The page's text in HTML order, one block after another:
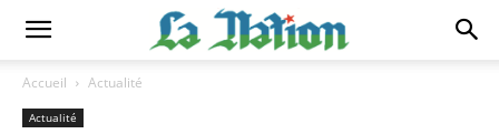
Accueil Actualité
Actualité